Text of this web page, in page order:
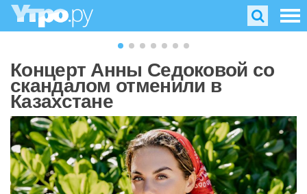
Концерт Анны Седоковой со
скандалом отменили в
Казахстане